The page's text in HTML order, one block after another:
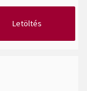
Letöltés